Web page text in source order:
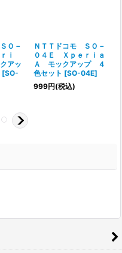
Ｏ－
ｉ
アッ
[SO-
ＮＴＴドコモ ＳＯ－
０４Ｅ Ｘｐｅｒｉａ
Ａ モックアップ ４
色セット [SO-04E]
999円(税込)